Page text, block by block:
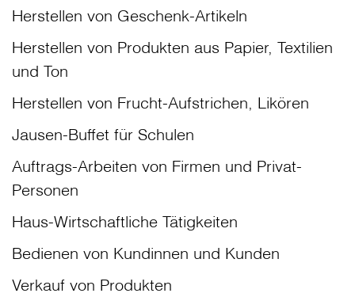
Herstellen von Geschenk-Artikeln
Herstellen von Produkten aus Papier, Textilien
und Ton
Herstellen von Frucht-Aufstrichen, Likören
Jausen-Buffet für Schulen
Auftrags-Arbeiten von Firmen und Privat-
Personen
Haus-Wirtschaftliche Tätigkeiten
Bedienen von Kundinnen und Kunden
Verkauf von Produkten